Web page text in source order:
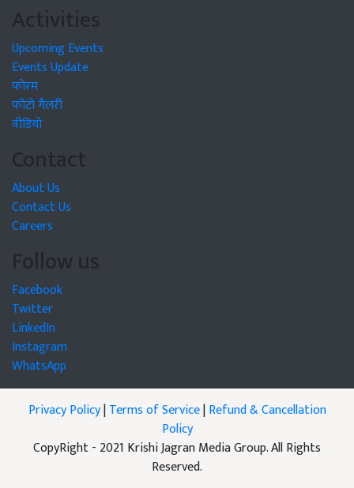
Activities
Upcoming Events
Events Update
फोरम
फोटो गैलरी
वीडियो
Contact
About Us
Contact Us
Careers
Follow us
Facebook
Twitter
LinkedIn
Instagram
WhatsApp
Privacy Policy|Terms of Service|Refund & Cancellation
Policy
CopyRight - 2021 Krishi Jagran Media Group. All Rights
Reserved.